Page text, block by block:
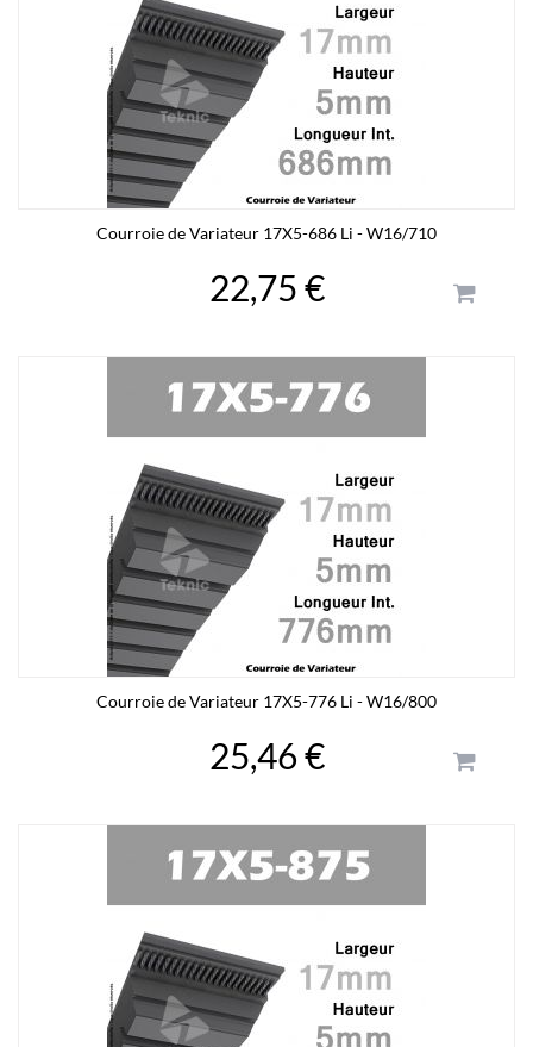
Courroie de Variateur 17X5-686 Li - W16/710
22,75 €
Courroie de Variateur 17X5-776 Li - W16/800
25,46 €